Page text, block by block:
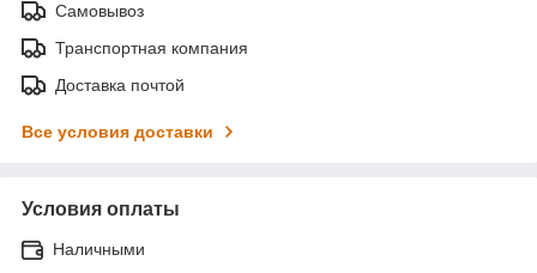
Самовывоз
Транспортная компания
Доставка почтой
Все условия доставки
Условия оплаты
Наличными